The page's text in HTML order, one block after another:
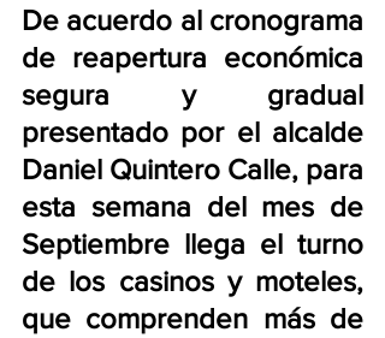
De acuerdo al cronograma
de reapertura económica
segura y gradual
presentado por el alcalde
Daniel Quintero Calle, para
esta semana del mes de
Septiembre llega el turno
de los casinos y moteles,
que comprenden más de